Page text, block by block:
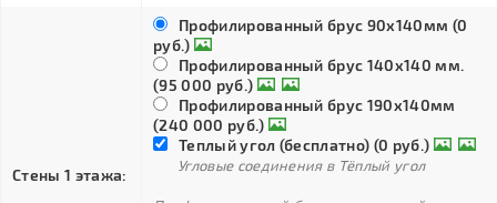
Стены 1 этажа:
Профилированный брус 90х140мм (0
руб.)
Профилированный брус 140х140 мм.
(95 000 руб.)
Профилированный брус 190х140мм
(240 000 руб.)
Теплый угол (бесплатно) (0 руб.)
Угловые соединения в Тёплый угол